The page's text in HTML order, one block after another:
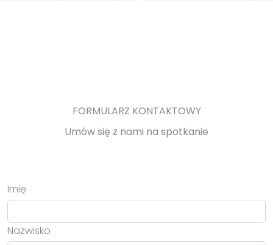
FORMULARZ KONTAKTOWY
Umów się z nami na spotkanie
Imię
Nazwisko